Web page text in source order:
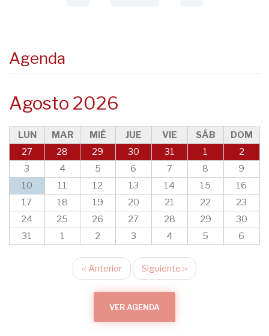
Agenda
Agosto 2026
LUN MAR MIÉ JUE VIE SÁB
DOM
27
28 29 30 31 1
2
3
4 5 6 7 8
9
10
11 12 13 14 15
16
17
18 19 20 21 22
23
24
25 26 27 28 29
30
31
1 2 3 4 5 6
Paginación
‹‹ Anterior Siguiente ››
VER AGENDA